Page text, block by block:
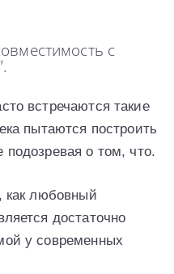
с
встречаются такие
пытаются построить
о том, что.
как любовный
достаточно
у современных